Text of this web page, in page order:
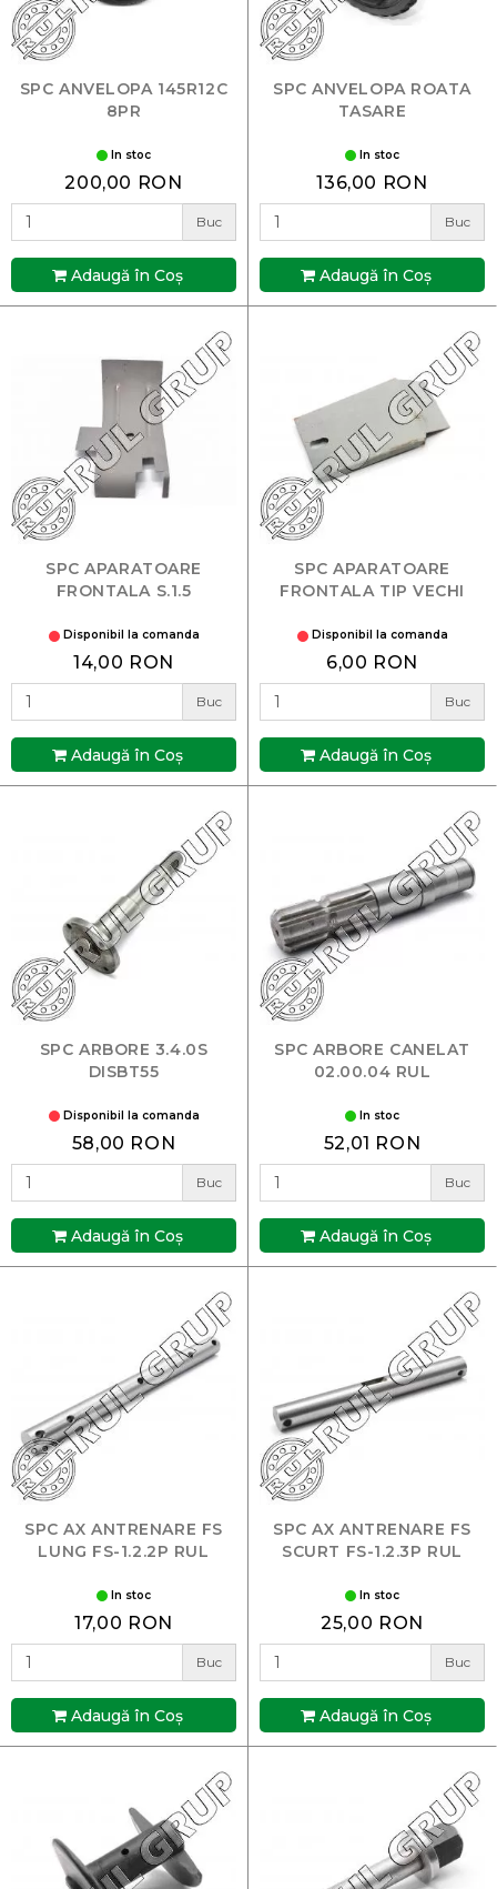
SPC ANVELOPA 145R12C
8PR
In stoc
200,00 RON
Buc
Adaugă în Coş
SPC ANVELOPA ROATA
TASARE
In stoc
136,00 RON
Buc
Adaugă în Coş
SPC APARATOARE
FRONTALA S.1.5
Disponibil la comanda
14,00 RON
Buc
Adaugă în Coş
SPC APARATOARE
FRONTALA TIP VECHI
Disponibil la comanda
6,00 RON
Buc
Adaugă în Coş
SPC ARBORE 3.4.0S
DISBT55
Disponibil la comanda
58,00 RON
Buc
Adaugă în Coş
SPC ARBORE CANELAT
02.00.04 RUL
In stoc
52,01 RON
Buc
Adaugă în Coş
SPC AX ANTRENARE FS
LUNG FS-1.2.2P RUL
In stoc
17,00 RON
Buc
Adaugă în Coş
SPC AX ANTRENARE FS
SCURT FS-1.2.3P RUL
In stoc
25,00 RON
Buc
Adaugă în Coş